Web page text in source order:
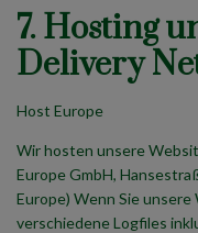
7. Hosting
Delivery
Host Europe
Wir hosten unsere
Europe GmbH,
Europe) Wenn Sie
verschiedene Logfiles